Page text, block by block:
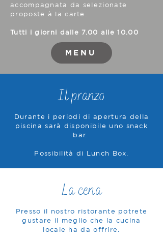
accompagnata da selezionate
proposte à la carte.
Tutti i giorni dalle 7.00 alle 10.00
MENU
Il pranzo
Durante i periodi di apertura della
piscina sarà disponibile uno snack
bar.
Possibilità di Lunch Box.
La cena
Presso il nostro ristorante potrete
gustare il meglio che la cucina
locale ha da offrire.